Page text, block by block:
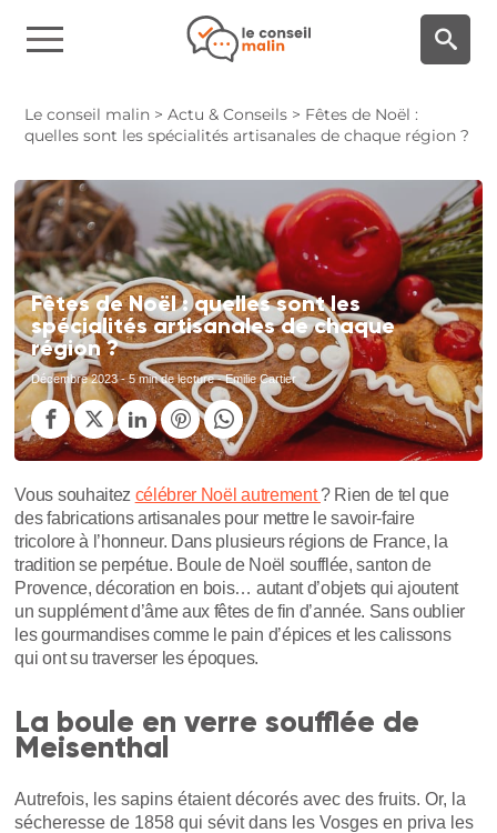
Le conseil malin >Actu & Conseils > Fêtes de Noël :
quelles sont les spécialités artisanales de chaque région ?
Fêtes de Noël : quelles sont les
spécialités artisanales de chaque
région ?
Décembre 2023- 5 min de lecture - Emilie Cartier
Vous souhaitez célébrer Noël autrement? Rien de tel que
des fabrications artisanales pour mettre le savoir-faire
tricolore à l’honneur. Dans plusieurs régions de France, la
tradition se perpétue. Boule de Noël soufflée, santon de
Provence, décoration en bois… autant d’objets qui ajoutent
un supplément d’âme aux fêtes de fin d’année. Sans oublier
les gourmandises comme le pain d’épices et les calissons
qui ont su traverser les époques.
La boule en verre soufflée de
Meisenthal
Autrefois, les sapins étaient décorés avec des fruits. Or, la
sécheresse de 1858 qui sévit dans les Vosges en priva les